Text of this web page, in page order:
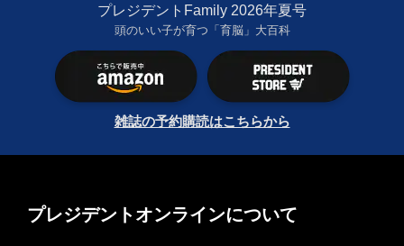
プレジデントFamily 2026年夏号
頭のいい子が育つ「育脳」大百科
雑誌の予約購読はこちらから
プレジデントオンラインについて